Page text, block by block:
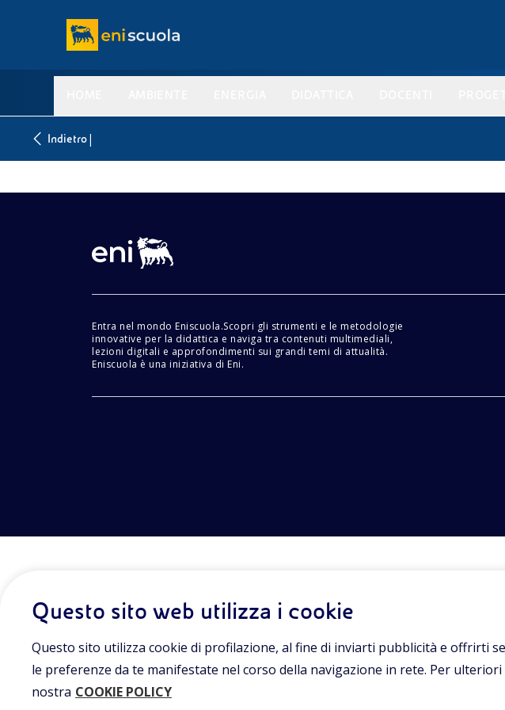
Indietro|
Entra nel mondo Eniscuola.Scopri gli strumenti e le metodologie
innovative per la didattica e naviga tra contenuti multimediali,
lezioni digitali e approfondimenti sui grandi temi di attualità.
Eniscuola è una iniziativa di Eni.
Questo sito web utilizza i cookie
Questo sito utilizza cookie di profilazione, al fine di inviarti pubblicità e offrirti
le preferenze da te manifestate nel corso della navigazione in rete. Per
nostra COOKIE POLICY